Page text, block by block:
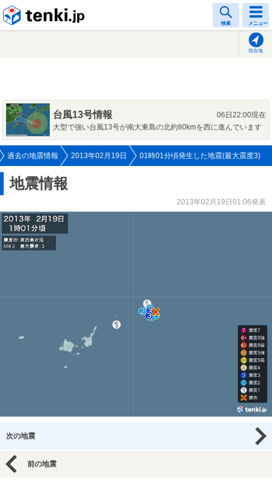
検索 メニュー
現在地
台風13号情報
06日22:00現在
大型で強い台風13号が南大東島の北約80kmを西に進んでいます
過去の地震情報 2013年02月19日 01時01分頃発生した地震(最大震度3)
地震情報
2013年02月19日01:06発表
次の地震
前の地震